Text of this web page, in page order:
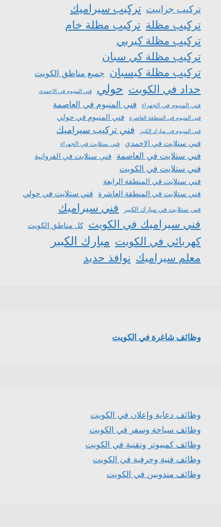
تركيب جرانيت تركيب سيراميك
تركيب مظلة تركيب مظلة خام
تركيب مظلة كيربي
تركيب مظلة كي سبان
تركيب مظلة كيسبان جميع مناطق الكويت
حداد في الكويت حولي فني المنيوم في الاحمدي
فني المنيوم في الجهراء فني المنيوم في العاصمة
فني المنيوم في المنطقة العاشرة فني المنيوم في حولي
فني المنيوم في مبارك الكبير فني تركيب سيراميك
فني ستلايت في الاحمدي فني ستلايت في الجهراء
فني ستلايت في العاصمة فني ستلايت في الفروانية
فني ستلايت في الكويت
فني ستلايت في المنطقة الرابعة
فني ستلايت في المنطقة العاشرة فني ستلايت في حولي
فني ستلايت في مبارك الكبير
فني سيراميك
فني سيراميك في الكويت
كل مناطق الكويت
كهربائي في الكويت مبارك الكبير
معلم سيراميك نوافذ حديد
وظائف شاغرة في الكويت
وظائف دعاية وإعلان في الكويت
وظائف سياحة وسفر في الكويت
وظائف كمبيوتر وتقنية في الكويت
وظائف فنية وحرفية في الكويت
وظائف مندوبين في الكويت